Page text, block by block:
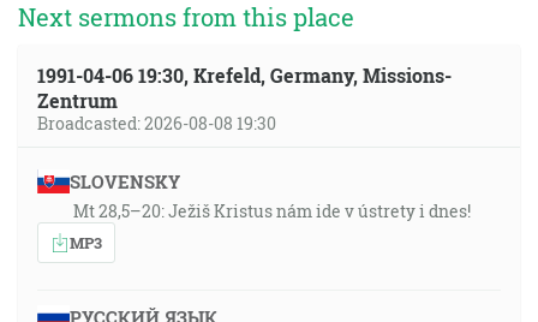
Next sermons from this place
1991-04-06 19:30, Krefeld, Germany, Missions-
Zentrum
Broadcasted: 2026-08-08 19:30
SLOVENSKY
Mt 28,5–20: Ježiš Kristus nám ide v ústrety i dnes!
MP3
РУССКИЙ ЯЗЫК